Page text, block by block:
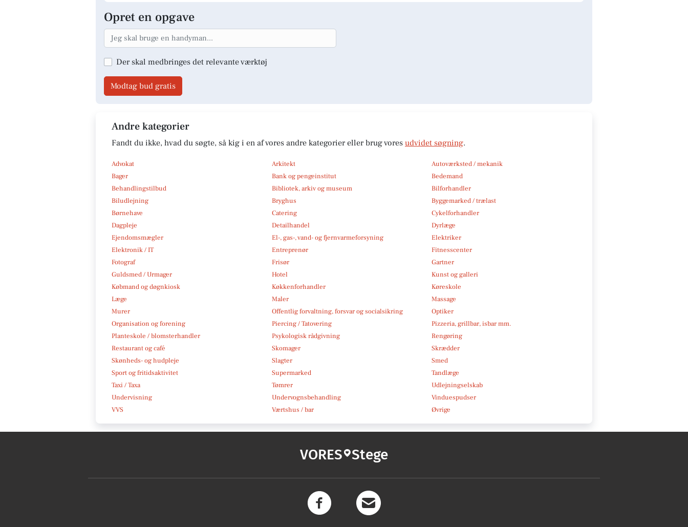
Opret en opgave
Der skal medbringes det relevante værktøj
Modtag bud gratis
Andre kategorier
Fandt du ikke, hvad du søgte, så kig i en af vores andre kategorier eller brug vores udvidet søgning.
Advokat Arkitekt
Autoværksted / mekanik
Bager
Bank og pengeinstitut
Bedemand
Behandlingstilbud
Bibliotek, arkiv og museum
Bilforhandler
Biludlejning
Bryghus
Byggemarked / trælast
Børnehave
Catering
Cykelforhandler
Dagpleje
Detailhandel
Dyrlæge
Ejendomsmægler
El-, gas-, vand- og fjernvarmeforsyning
Elektriker
Elektronik / IT
Entreprenør
Fitnesscenter
Fotograf
Frisør
Gartner
Guldsmed / Urmager
Hotel
Kunst og galleri
Købmand og døgnkiosk
Køkkenforhandler
Køreskole
Læge
Maler
Massage
Murer
Offentlig forvaltning, forsvar og socialsikring
Optiker
Organisation og forening
Piercing / Tatovering
Pizzeria, grillbar, isbar mm.
Planteskole / blomsterhandler
Psykologisk rådgivning
Rengøring
Restaurant og café
Skomager
Skrædder
Skønheds- og hudpleje
Slagter
Smed
Sport og fritidsaktivitet
Supermarked
Tandlæge
Taxi / Taxa
Tømrer
Udlejningselskab
Undervisning
Undervognsbehandling
Vinduespudser
VVS
Værtshus / bar Øvrige
VORES Stege